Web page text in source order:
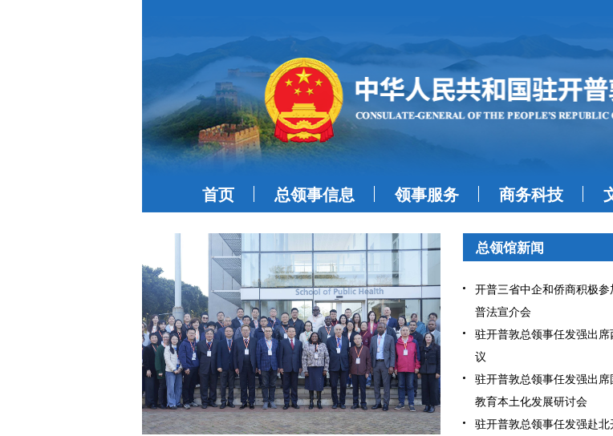
首页 总领事信息 领事服务 商务科技
总领馆新闻
开普三省中企和侨商积极
普法宣介会
驻开普敦总领事任发强出
议
驻开普敦总领事任发强出
教育本土化发展研讨会
驻开普敦总领事任发强赴